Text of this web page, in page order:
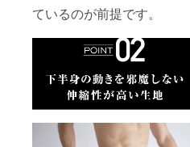
ているのが前提です。